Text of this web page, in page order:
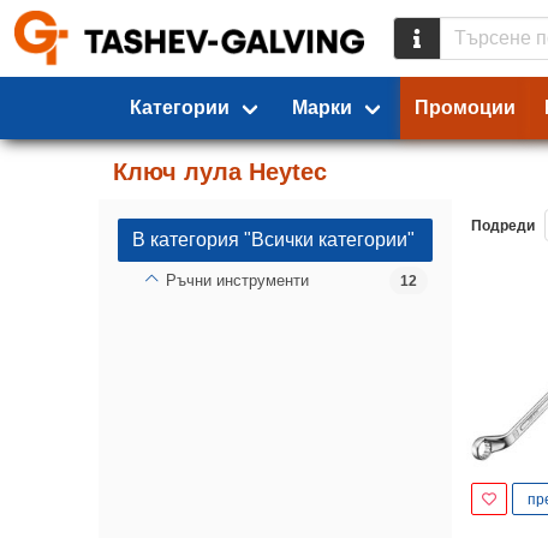
Категории Марки Промоции
Ключ лула Heytec
В категория "Всички категории"
Ръчни инструменти 12
Подреди